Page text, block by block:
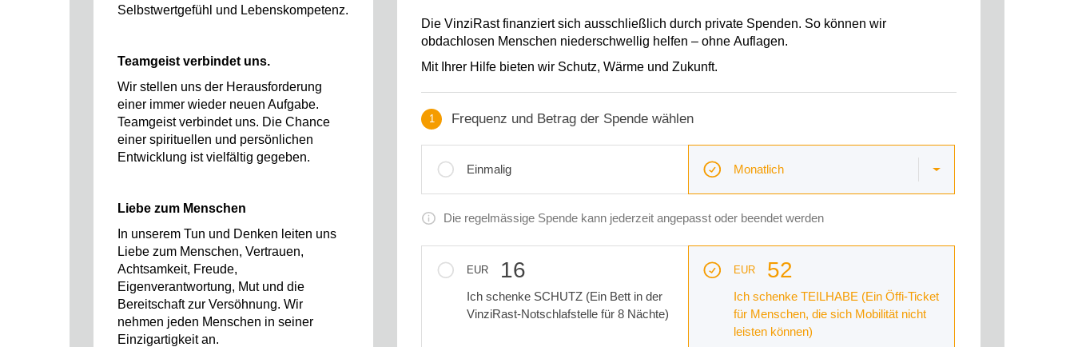
Die VinziRast finanziert sich ausschließlich durch private Spenden. So können wir
obdachlosen Menschen niederschwellig helfen – ohne Auflagen.
Mit Ihrer Hilfe bieten wir Schutz, Wärme und Zukunft.
1 Frequenz und Betrag der Spende wählen
Einmalig
Monatlich
Die regelmässige Spende kann jederzeit angepasst oder beendet werden
EUR 16
Ich schenke SCHUTZ (Ein Bett in der
VinziRast-Notschlafstelle für 8 Nächte)
EUR 52
Ich schenke TEILHABE (Ein Öffi-Ticket
für Menschen, die sich Mobilität nicht
leisten können)
Selbstwertgefühl und Lebenskompetenz.
Teamgeist verbindet uns.
Wir stellen uns der Herausforderung
einer immer wieder neuen Aufgabe.
Teamgeist verbindet uns. Die Chance
einer spirituellen und persönlichen
Entwicklung ist vielfältig gegeben.
Liebe zum Menschen
In unserem Tun und Denken leiten uns
Liebe zum Menschen, Vertrauen,
Achtsamkeit, Freude,
Eigenverantwortung, Mut und die
Bereitschaft zur Versöhnung. Wir
nehmen jeden Menschen in seiner
Einzigartigkeit an.